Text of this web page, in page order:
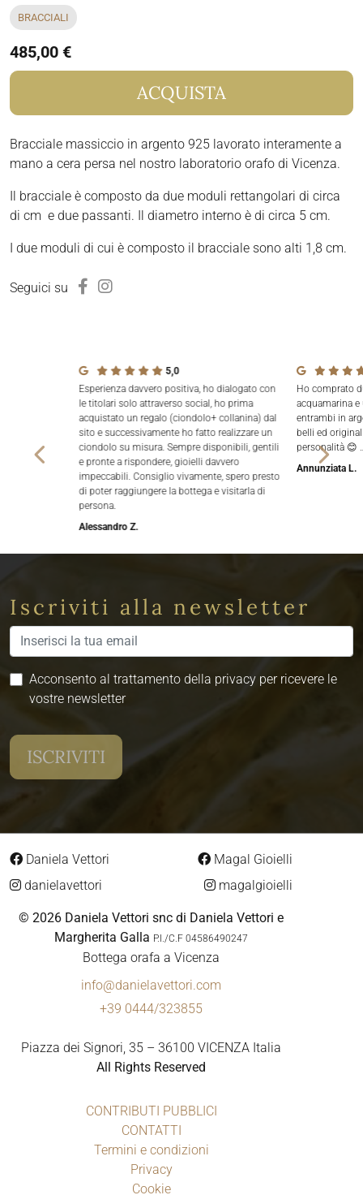
BRACCIALI
485,00 €
ACQUISTA
Bracciale massiccio in argento 925 lavorato interamente a
mano a cera persa nel nostro laboratorio orafo di Vicenza.
Il bracciale è composto da due moduli rettangolari di circa
di cm e due passanti. Il diametro interno è di circa 5 cm.
I due moduli di cui è composto il bracciale sono alti 1,8 cm.
Seguici su
5,0
Esperienza davvero positiva, ho dialogato con
le titolari solo attraverso social, ho prima
acquistato un regalo (ciondolo+ collanina) dal
sito e successivamente ho fatto realizzare un
ciondolo su misura. Sempre disponibili, gentili
e pronte a rispondere, gioielli davvero
impeccabili. Consiglio vivamente, spero presto
di poter raggiungere la bottega e visitarla di
persona.
Alessandro Z.
Ho comprato
acquamarina
entrambi in
belli ed
personalità 😊
Annunziata L.
Iscriviti alla newsletter
Acconsento al trattamento della privacy per ricevere le
vostre newsletter
Daniela Vettori
danielavettori
Magal Gioielli
magalgioielli
© 2026 Daniela Vettori snc di Daniela Vettori e
Margherita Galla P.I./C.F 04586490247
Bottega orafa a Vicenza
info@danielavettori.com
+39 0444/323855
Piazza dei Signori, 35 – 36100 VICENZA Italia
All Rights Reserved
CONTRIBUTI PUBBLICI
CONTATTI
Termini e condizioni
Privacy
Cookie